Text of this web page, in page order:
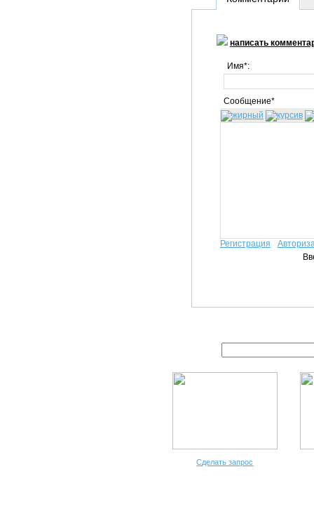
написать
Имя*:
Сообщение*
Регистрация
Сделать запрос